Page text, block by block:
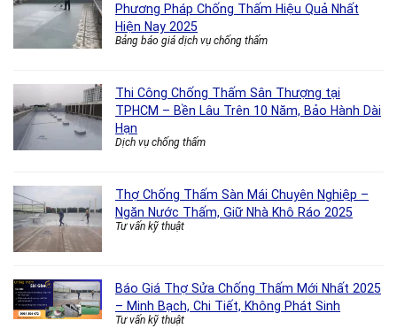
Phương Pháp Chống Thấm Hiệu Quả Nhất
Hiện Nay 2025
Bảng báo giá dịch vụ chống thấm
Thi Công Chống Thấm Sân Thượng tại
TPHCM – Bền Lâu Trên 10 Năm, Bảo Hành Dài
Hạn
Dịch vụ chống thấm
Thợ Chống Thấm Sàn Mái Chuyên Nghiệp –
Ngăn Nước Thấm, Giữ Nhà Khô Ráo 2025
Tư vấn kỹ thuật
Báo Giá Thợ Sửa Chống Thấm Mới Nhất 2025
– Minh Bạch, Chi Tiết, Không Phát Sinh
Tư vấn kỹ thuật